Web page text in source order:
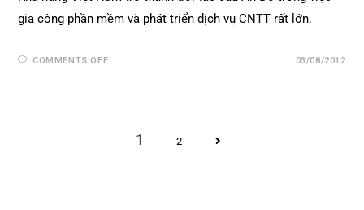
gia công phần mềm và phát triển dịch vụ CNTT rất lớn.
COMMENTS OFF 03/08/2012
1 2